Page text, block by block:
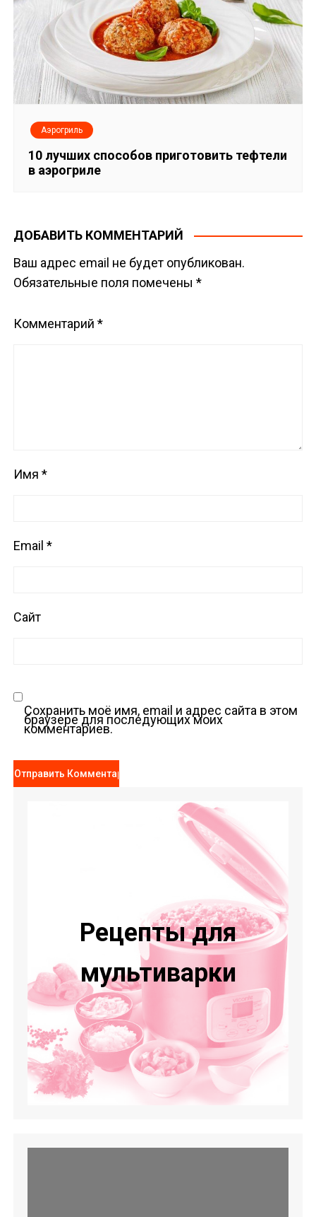
Аэрогриль
10 лучших способов приготовить тефтели
в аэрогриле
ДОБАВИТЬ КОММЕНТАРИЙ
Ваш адрес email не будет опубликован.
Обязательные поля помечены*
Комментарий*
Имя*
Email*
Сайт
Сохранить моё имя, email и адрес сайта в этом
браузере для последующих моих
комментариев.
Рецепты для
мультиварки